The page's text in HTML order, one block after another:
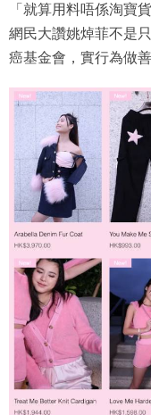
「就算用料唔係淘寶
網民大讚姚焯菲不是
癌基金會，實行為做